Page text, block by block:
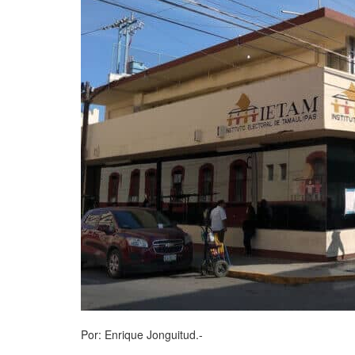
Por: Enrique Jonguitud.-